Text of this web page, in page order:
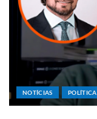
NOTÍCIAS POLÍTICA